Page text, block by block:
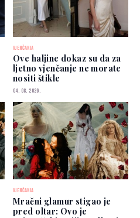
VJENČANJA
Ove haljine dokaz su da za
ljetno vjenčanje ne morate
nositi štikle
04. 08. 2026.
VJENČANJA
Mračni glamur stigao je
pred oltar: Ovo je